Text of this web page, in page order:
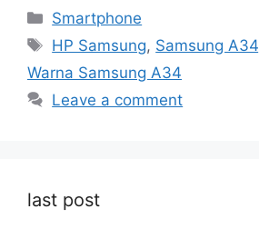
Categories
Smartphone
Tags
HP Samsung, Samsung A34
Warna Samsung A34
Leave a comment
last post